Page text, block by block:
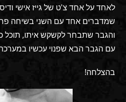
לאחד על אחד צ'ט של גייז אישי
שמדברים אחד עם השני בשיחה
והגבר שתבחר לקשקש איתו, תוכל
עם הגבר הבא שפנוי עכשיו
בהצלחה!